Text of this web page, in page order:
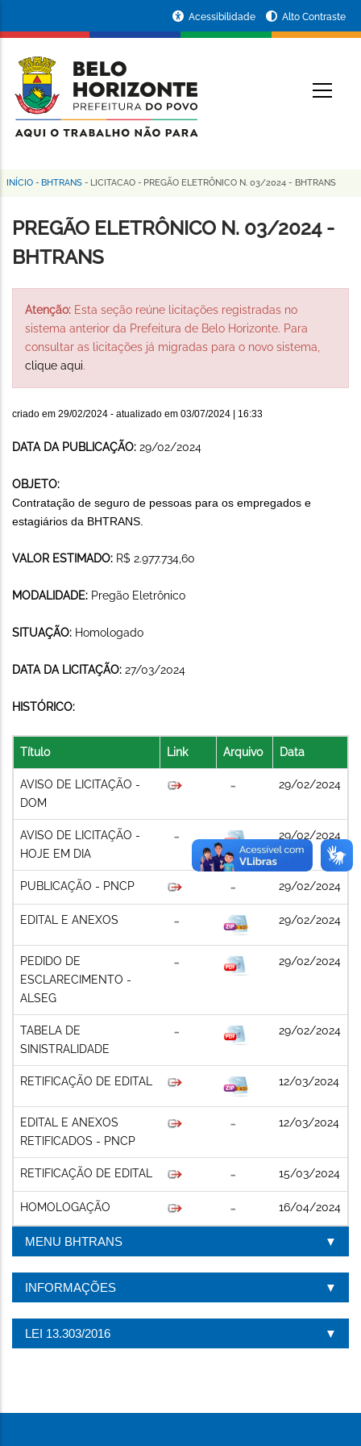
conteúdo
principal
da
Prefeitura
de
Horizonte
Acessibilidade Alto Contraste
Trilha
de
navegação
INÍCIO - BHTRANS - LICITACAO - PREGÃO ELETRÔNICO N. 03/2024 - BHTRANS
PREGÃO ELETRÔNICO N. 03/2024 -
BHTRANS
Atenção: Esta seção reúne licitações registradas no
sistema anterior da Prefeitura de Belo Horizonte. Para
consultar as licitações já migradas para o novo sistema,
clique aqui.
criado em 29/02/2024 - atualizado em 03/07/2024 | 16:33
DATA DA PUBLICAÇÃO: 29/02/2024
OBJETO:
Contratação de seguro de pessoas para os empregados e
estagiários da BHTRANS.
VALOR ESTIMADO: R$ 2.977.734,60
MODALIDADE: Pregão Eletrônico
SITUAÇÃO: Homologado
DATA DA LICITAÇÃO: 27/03/2024
HISTÓRICO:
Título Link Arquivo Data
AVISO DE LICITAÇÃO -
DOM
29/02/2024
AVISO DE LICITAÇÃO -
HOJE EM DIA
29/02/2024
PUBLICAÇÃO - PNCP 29/02/2024
EDITAL E ANEXOS 29/02/2024
PEDIDO DE
ESCLARECIMENTO -
ALSEG
29/02/2024
TABELA DE
SINISTRALIDADE
29/02/2024
RETIFICAÇÃO DE EDITAL 12/03/2024
EDITAL E ANEXOS
RETIFICADOS - PNCP
12/03/2024
RETIFICAÇÃO DE EDITAL 15/03/2024
HOMOLOGAÇÃO 16/04/2024
MENU BHTRANS
INFORMAÇÕES
LEI 13.303/2016